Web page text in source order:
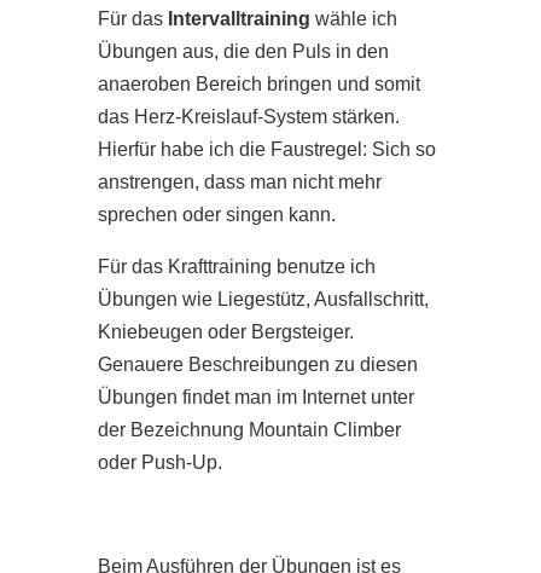
Für das Intervalltraining wähle ich
Übungen aus, die den Puls in den
anaeroben Bereich bringen und somit
das Herz-Kreislauf-System stärken.
Hierfür habe ich die Faustregel: Sich so
anstrengen, dass man nicht mehr
sprechen oder singen kann.
Für das Krafttraining benutze ich
Übungen wie Liegestütz, Ausfallschritt,
Kniebeugen oder Bergsteiger.
Genauere Beschreibungen zu diesen
Übungen findet man im Internet unter
der Bezeichnung Mountain Climber
oder Push-Up.
Beim Ausführen der Übungen ist es